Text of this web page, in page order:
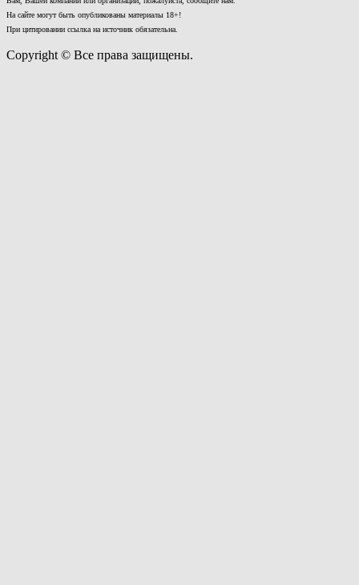
На сайте могут быть опубликованы материалы 18+!
При цитировании ссылка на источник обязательна.
Copyright © Все права защищены.